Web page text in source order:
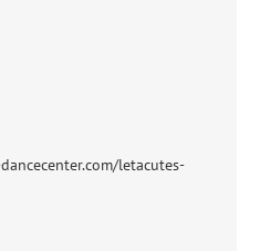
letacutes-